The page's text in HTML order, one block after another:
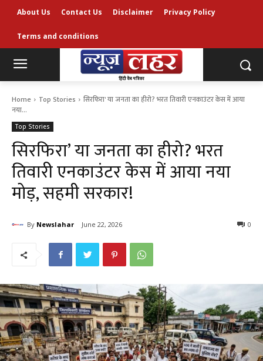
About Us Contact Us Disclaimer Privacy Policy
Terms and conditions
Home Top Stories
सिरफिरा' या जनता का हीरो? भरत तिवारी एनकाउंटर केस में आया
नया...
Top Stories
सिरफिरा’ या जनता का हीरो? भरत
तिवारी एनकाउंटर केस में आया नया
मोड़, सहमी सरकार!
By Newslahar June 22, 2026 0